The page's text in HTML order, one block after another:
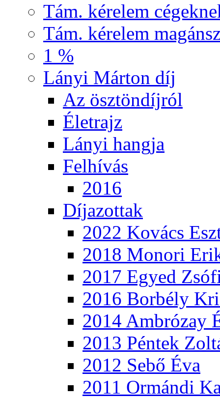
Tám. kérelem
Tám. kérelem
1 %
Lányi Márton díj
Az ösztöndíjról
Életrajz
Lányi hangja
Felhívás
2016
Díjazottak
2022 Kovács
2018 Monori
2017 Egyed
2016 Borbély
2014 Ambrózay
2013 Péntek
2012 Sebő Éva
2011 Ormándi